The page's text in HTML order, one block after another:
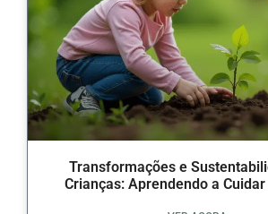
Transformações e
Crianças: Aprendendo a